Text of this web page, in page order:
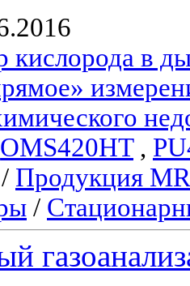
кислорода в
OMS420HT,
/ Продукция
/